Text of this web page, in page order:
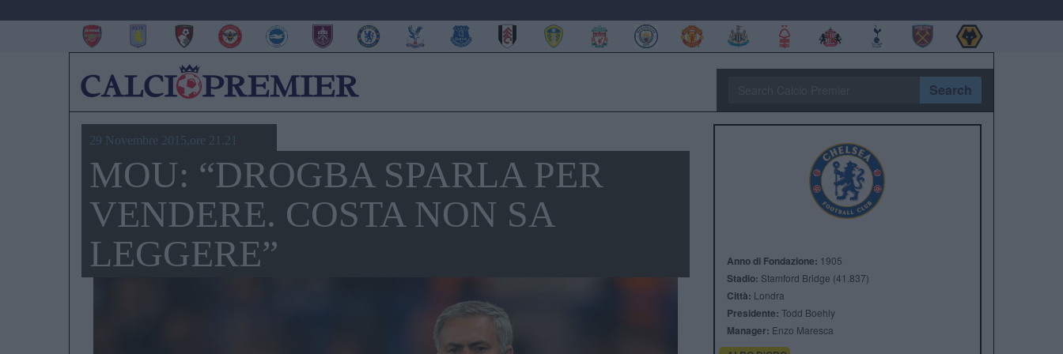
Search
29 Novembre 2015,ore 21.21
MOU: “DROGBA SPARLA PER
VENDERE. COSTA NON SA
LEGGERE”
Anno di Fondazione: 1905
Stadio: Stamford Bridge (41.837)
Città: Londra
Presidente: Todd Boehly
Manager: Enzo Maresca